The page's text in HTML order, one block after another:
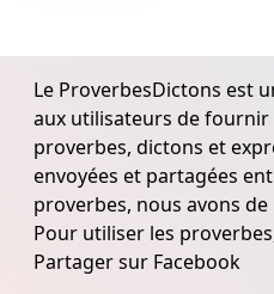
Le ProverbesDictons est
aux utilisateurs de fournir
proverbes, dictons et
envoyées et partagées
proverbes, nous avons
Pour utiliser les
Partager sur Facebook